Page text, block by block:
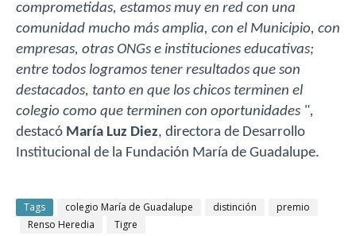
comprometidas, estamos muy en red con una
comunidad mucho más amplia, con el Municipio, con
empresas, otras ONGs e instituciones educativas;
entre todos logramos tener resultados que son
destacados, tanto en que los chicos terminen el
colegio como que terminen con oportunidades ",
destacó María Luz Diez, directora de Desarrollo
Institucional de la Fundación María de Guadalupe.
Tags colegio María de Guadalupe distinción
premio
Renso Heredia
Tigre